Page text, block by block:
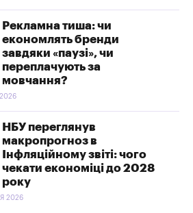
Рекламна тиша: чи
економлять бренди
завдяки «паузі», чи
переплачують за
мовчання?
НБУ переглянув
макропрогноз в
Інфляційному звіті: чого
чекати економіці до 2028
року
2026